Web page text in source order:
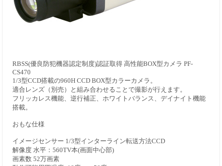
RBSS(優良防犯機器認定制度)認証取得 高性能BOX型カメラ PF-
CS470
1/3型CCD搭載の960H CCD BOX型カラーカメラ。
適合レンズ（別売）と組み合わせることで撮影が行えます。
フリッカレス機能、逆行補正、ホワイトバランス、デイナイト機能
搭載。
おもな仕様
イメージセンサー 1/3型インターライン転送方法CCD
解像度 水平：560TV本(画面中心部)
画素数 52万画素